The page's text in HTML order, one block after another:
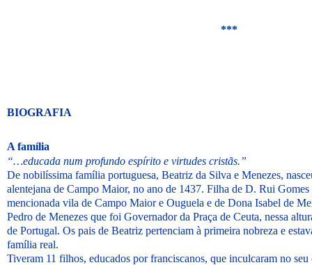
***
BIOGRAFIA
A família
“…educada num profundo espírito e virtudes cristãs.”
De nobilíssima família portuguesa, Beatriz da Silva e Menezes,
alentejana de Campo Maior, no ano de 1437. Filha de D. Rui
mencionada vila de Campo Maior e Ouguela e de Dona Isabel de
Pedro de Menezes que foi Governador da Praça de Ceuta, nessa
de Portugal. Os pais de Beatriz pertenciam à primeira nobreza e
família real.
Tiveram 11 filhos, educados por franciscanos, que inculcaram no